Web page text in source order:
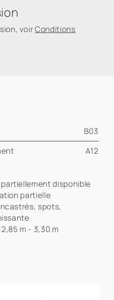
voirConditions
B03
A12
disponible
partielle
spots,
m - 3,30 m